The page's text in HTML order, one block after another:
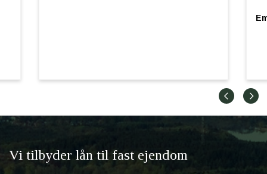
Vi tilbyder lån til fast ejendom